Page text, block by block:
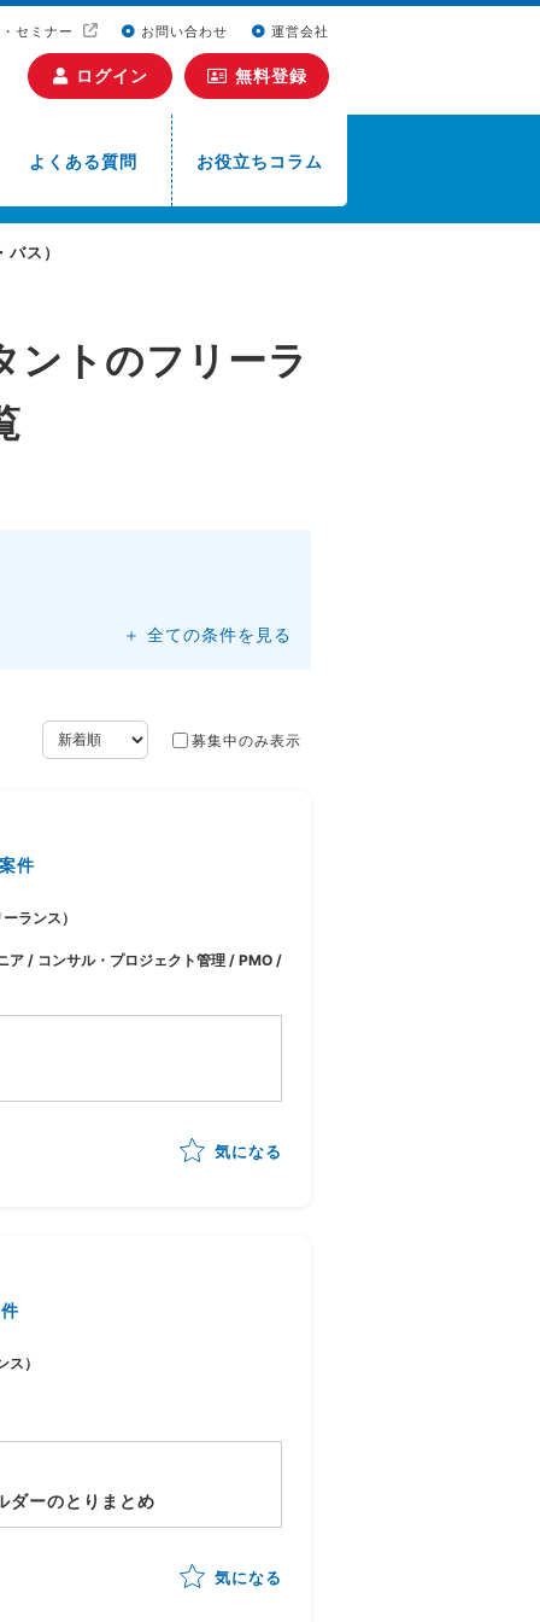
セミナー お問い合わせ 運営会社
ログイン 無料登録
よくある質問 お役立ちコラム
ス）
ントのフリーラ
＋ 全ての条件を見る
募集中のみ表示
件
ランス）
ア / コンサル・プロジェクト管理 / PMO /
気になる
）
ダーのとりまとめ
気になる